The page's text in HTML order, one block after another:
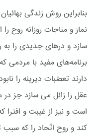
بنابراین روش زندگی
نماز و مناجات روزانه روح
سازد و درهای جدیدی را
برنامه‌های مفید با مردمی
دارند تعصّبات دیرینه را
عقل را زائل می سازد جز در
است و نیز از غیبت و
کند و روح اتّحاد را که